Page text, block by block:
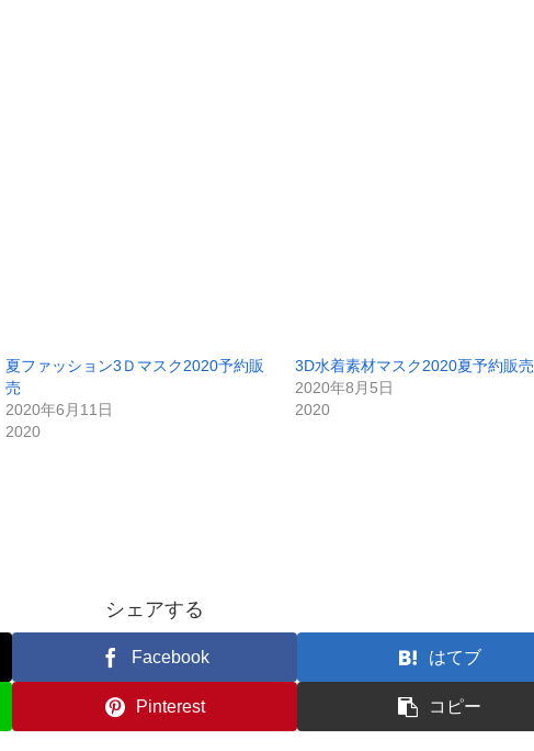
夏ファッション3Ｄマスク2020予約販
売
2020年6月11日
2020
3D水着素材マスク2020夏予約販売
2020年8月5日
2020
シェアする
Facebook はてブ
Pinterest コピー